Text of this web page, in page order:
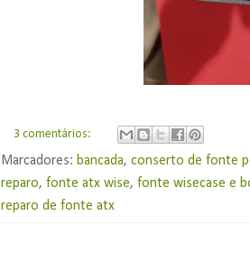
3 comentários:
Marcadores: bancada,conserto de fonte
reparo,fonte atx wise,fonte wisecase e
reparo de fonte atx